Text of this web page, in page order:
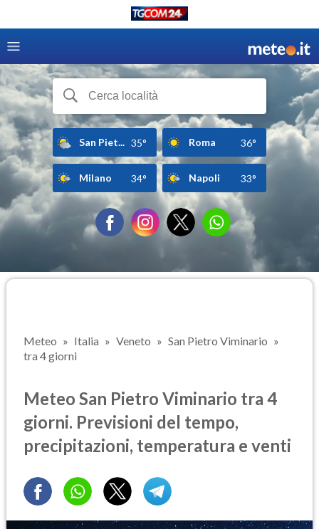
San Piet... 35° Roma 36°
Milano 34° Napoli 33°
Meteo Italia Veneto
San Pietro Viminario
tra 4 giorni
Meteo San Pietro Viminario tra 4
giorni. Previsioni del tempo,
precipitazioni, temperatura e venti